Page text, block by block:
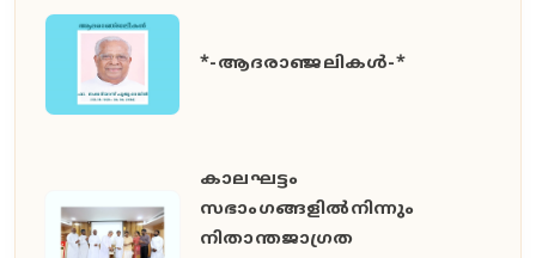
*-ആദരാഞ്ജലികൾ-*
കാലഘട്ടം
സഭാംഗങ്ങളിൽനിന്നും
നിതാന്തജാഗ്രത